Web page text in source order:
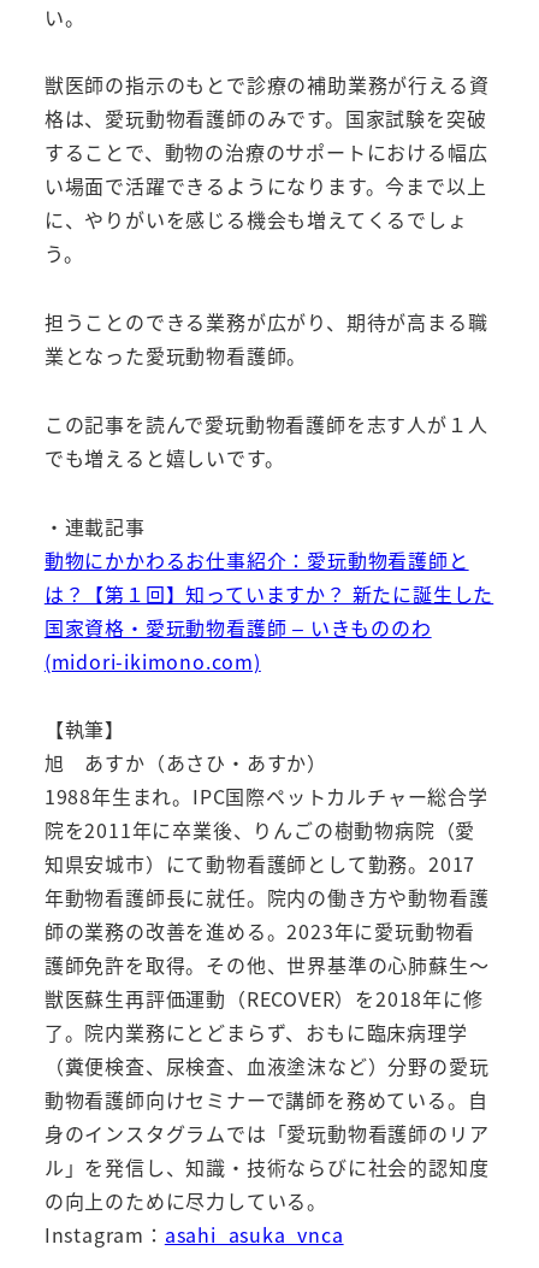
い。
獣医師の指示のもとで診療の補助業務が行える資
格は、愛玩動物看護師のみです。国家試験を突破
することで、動物の治療のサポートにおける幅広
い場面で活躍できるようになります。今まで以上
に、やりがいを感じる機会も増えてくるでしょ
う。
担うことのできる業務が広がり、期待が高まる職
業となった愛玩動物看護師。
この記事を読んで愛玩動物看護師を志す人が１人
でも増えると嬉しいです。
・連載記事
動物にかかわるお仕事紹介：愛玩動物看護師と
は？【第１回】知っていますか？ 新たに誕生した
国家資格・愛玩動物看護師 – いきもののわ
(midori-ikimono.com)
【執筆】
旭 あすか（あさひ・あすか）
1988年生まれ。IPC国際ペットカルチャー総合学
院を2011年に卒業後、りんごの樹動物病院（愛
知県安城市）にて動物看護師として勤務。2017
年動物看護師長に就任。院内の働き方や動物看護
師の業務の改善を進める。2023年に愛玩動物看
護師免許を取得。その他、世界基準の心肺蘇生～
獣医蘇生再評価運動（RECOVER）を2018年に修
了。院内業務にとどまらず、おもに臨床病理学
（糞便検査、尿検査、血液塗沫など）分野の愛玩
動物看護師向けセミナーで講師を務めている。自
身のインスタグラムでは「愛玩動物看護師のリア
ル」を発信し、知識・技術ならびに社会的認知度
の向上のために尽力している。
Instagram： asahi_asuka_vnca